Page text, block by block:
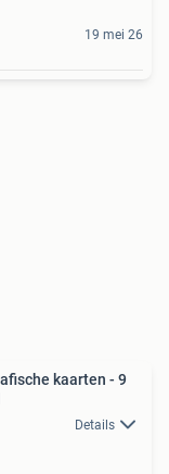
19 mei 26
kaarten - 9
Details